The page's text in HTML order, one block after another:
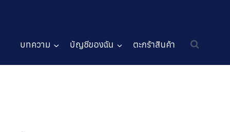
บทความ บัญชีของฉัน ตะกร้าสินค้า